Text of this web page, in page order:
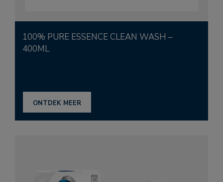
100% PURE ESSENCE CLEAN WASH –
400ML
ONTDEK MEER